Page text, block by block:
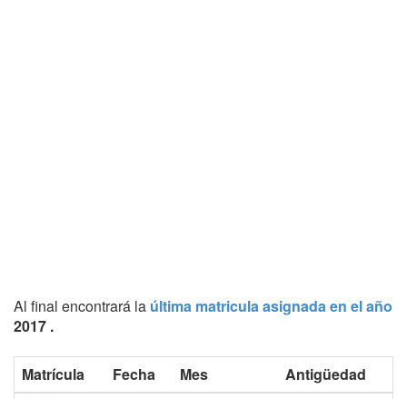
Al final encontrará la última matricula asignada en el año
2017 .
Matrícula Fecha Mes
Antigüedad